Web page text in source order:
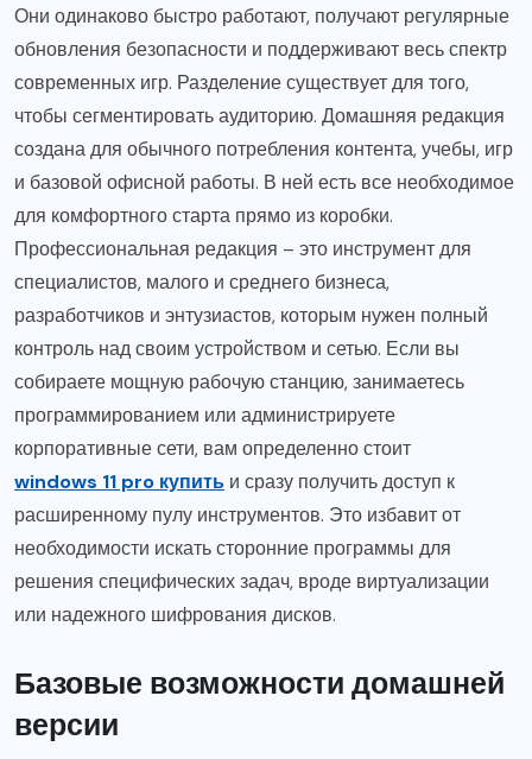
Они одинаково быстро работают, получают регулярные
обновления безопасности и поддерживают весь спектр
современных игр. Разделение существует для того,
чтобы сегментировать аудиторию. Домашняя редакция
создана для обычного потребления контента, учебы, игр
и базовой офисной работы. В ней есть все необходимое
для комфортного старта прямо из коробки.
Профессиональная редакция – это инструмент для
специалистов, малого и среднего бизнеса,
разработчиков и энтузиастов, которым нужен полный
контроль над своим устройством и сетью. Если вы
собираете мощную рабочую станцию, занимаетесь
программированием или администрируете
корпоративные сети, вам определенно стоит
windows 11 pro купить и сразу получить доступ к
расширенному пулу инструментов. Это избавит от
необходимости искать сторонние программы для
решения специфических задач, вроде виртуализации
или надежного шифрования дисков.
Базовые возможности домашней
версии